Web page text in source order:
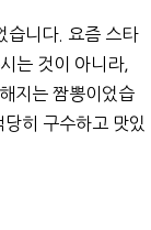
습니다. 요즘 스타
는 것이 아니라,
지는 짬뽕이었습
히 구수하고 맛있